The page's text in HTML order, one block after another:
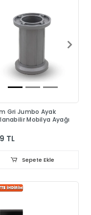
Gri Jumbo Ayak
Mobilya Ayağı
TL
Sepete Ekle